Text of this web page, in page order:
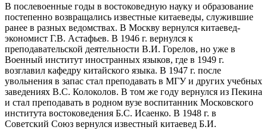
В послевоенные годы в востоковедную науку и образование
постепенно возвращались известные китаеведы, служившие
ранее в разных ведомствах. В Москву вернулся китаевед-
экономист Г.В. Астафьев. В 1946 г. вернулся к
преподавательской деятельности В.И. Горелов, но уже в
Военный институт иностранных языков, где в 1949 г.
возглавил кафедру китайского языка. В 1947 г. после
увольнения в запас стал преподавать в МГУ и других учебных
заведениях В.С. Колоколов. В том же году вернулся из Пекина
и стал преподавать в родном вузе воспитанник Московского
института востоковедения Б.С. Исаенко. В 1948 г. в
Советский Союз вернулся известный китаевед Б.И.